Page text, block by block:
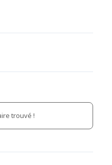
trouvé !